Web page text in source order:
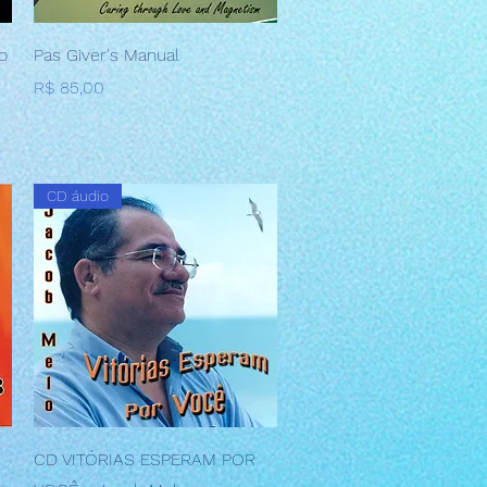
Visualização rápida
Pas Giver's Manual
Preço
R$ 85,00
Visualização rápida
CD áudio
CD VITÓRIAS ESPERAM POR